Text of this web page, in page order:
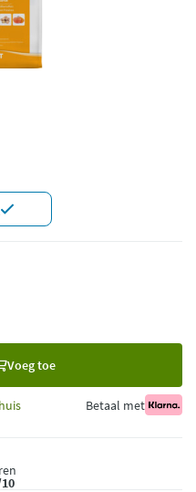
Voeg toe
Betaal met